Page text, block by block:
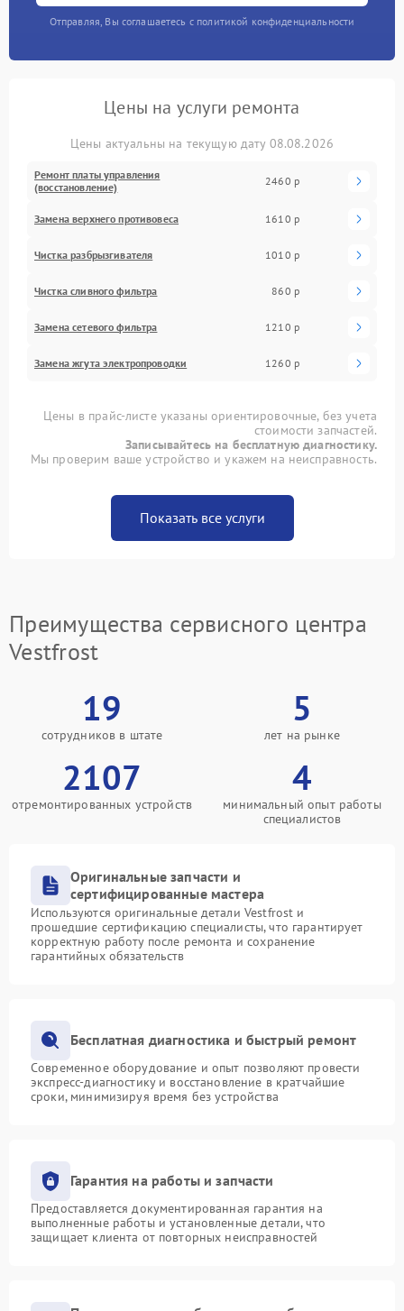
Отправляя, Вы соглашаетесь с политикой конфиденциальности
Цены на услуги ремонта
Цены актуальны на текущую дату 08.08.2026
Ремонт платы управления
(восстановление)
2460 р
Замена верхнего противовеса 1610 р
Чистка разбрызгивателя 1010 р
Чистка сливного фильтра 860 р
Замена сетевого фильтра 1210 р
Замена жгута электропроводки 1260 р
Цены в прайс-листе указаны ориентировочные, без учета
стоимости запчастей.
Записывайтесь на бесплатную диагностику.
Мы проверим ваше устройство и укажем на неисправность.
Показать все услуги
Преимущества сервисного центра
Vestfrost
19
сотрудников в штате
5
лет на рынке
2107
отремонтированных устройств
4
минимальный опыт работы
специалистов
Оригинальные запчасти и
сертифицированные мастера
Используются оригинальные детали Vestfrost и
прошедшие сертификацию специалисты, что гарантирует
корректную работу после ремонта и сохранение
гарантийных обязательств
Бесплатная диагностика и быстрый ремонт
Современное оборудование и опыт позволяют провести
экспресс-диагностику и восстановление в кратчайшие
сроки, минимизируя время без устройства
Гарантия на работы и запчасти
Предоставляется документированная гарантия на
выполненные работы и установленные детали, что
защищает клиента от повторных неисправностей